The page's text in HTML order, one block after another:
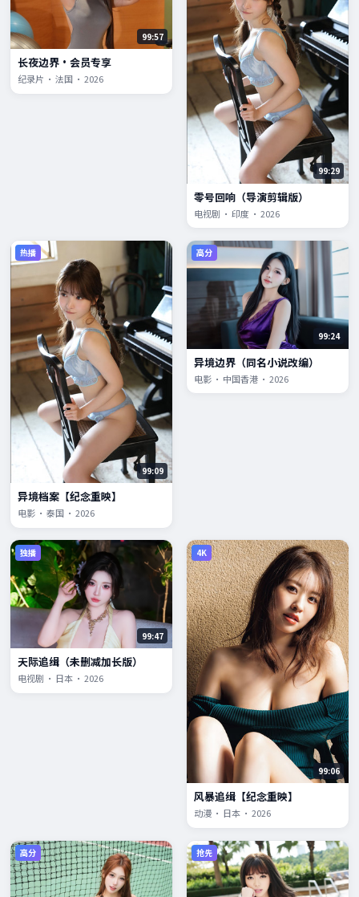
99:57
长夜边界·会员专享
纪录片 · 法国 · 2026
99:29
零号回响（导演剪辑版）
电视剧 · 印度 · 2026
热播
99:09
异境档案【纪念重映】
电影 · 泰国 · 2026
高分
99:24
异境边界（同名小说改编）
电影 · 中国香港 · 2026
独播
99:47
天际追缉（未删减加长版）
电视剧 · 日本 · 2026
4K
99:06
风暴追缉【纪念重映】
动漫 · 日本 · 2026
高分 抢先